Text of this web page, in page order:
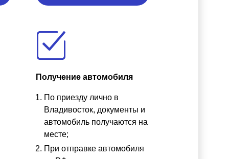
Получение автомобиля
По приезду лично в
Владивосток, документы и
автомобиль получаются на
месте;
При отправке автомобиля